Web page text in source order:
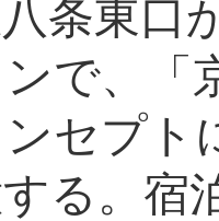
条東口
で、「
セプト
る。宿